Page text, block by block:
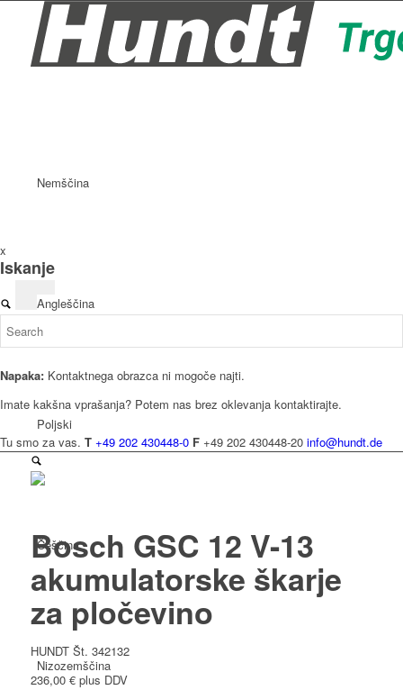
Nemščina
Angleščina
Poljski
Češčina
Nizozemščina
x
Iskanje
Napaka: Kontaktnega obrazca ni mogoče najti.
Imate kakšna vprašanja? Potem nas brez oklevanja kontaktirajte.
Tu smo za vas. T +49 202 430448-0 F +49 202 430448-20 info@hundt.de
Bosch GSC 12 V-13
akumulatorske škarje
za pločevino
HUNDT Št. 342132
236,00 €plus DDV